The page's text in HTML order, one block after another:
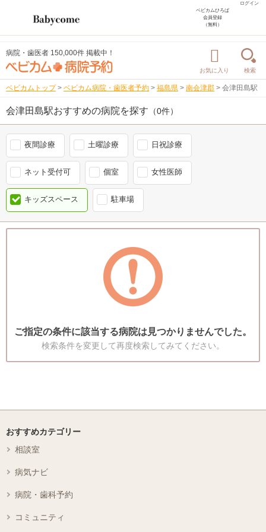
ログイン
ベビカムひろば
会員登録
（無料）
病院・歯医者 150,000件 掲載中！
お気に入り 検索
ベビカムトップ > ベビカム病院・歯医者予約 > 福島県 > 南会津郡 > 会津田島駅
会津田島駅おすすめの病院を探す （0件）
夜間診療 土曜診療 日祝診療
ネット受付可 個室 女性医師
キッズスペース 駐車場
ご指定の条件に該当する病院は見つかりませんでした。
検索条件を変更して再度検索してみてください。
おすすめカテゴリー
相談室
病気ナビ
病院・歯科予約
コミュニティ